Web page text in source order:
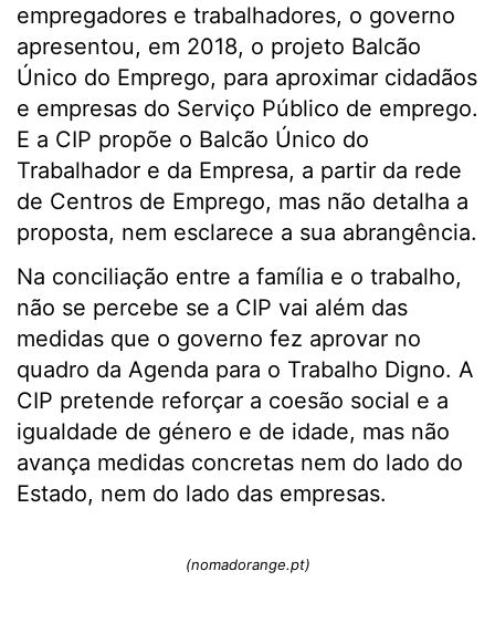
empregadores e trabalhadores, o governo
apresentou, em 2018, o projeto Balcão
Único do Emprego, para aproximar cidadãos
e empresas do Serviço Público de emprego.
E a CIP propõe o Balcão Único do
Trabalhador e da Empresa, a partir da rede
de Centros de Emprego, mas não detalha a
proposta, nem esclarece a sua abrangência.
Na conciliação entre a família e o trabalho,
não se percebe se a CIP vai além das
medidas que o governo fez aprovar no
quadro da Agenda para o Trabalho Digno. A
CIP pretende reforçar a coesão social e a
igualdade de género e de idade, mas não
avança medidas concretas nem do lado do
Estado, nem do lado das empresas.
(nomadorange.pt)